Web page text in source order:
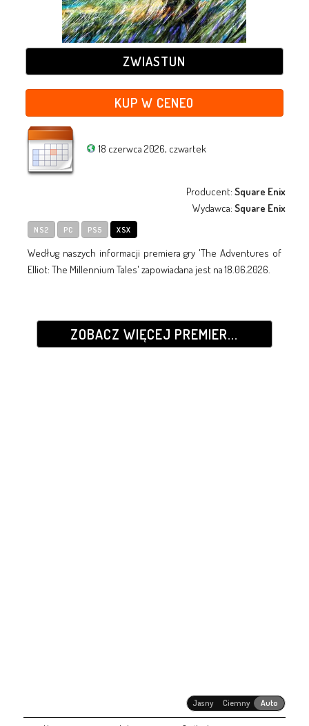
ZWIASTUN
KUP W CENEO
18 czerwca 2026, czwartek
Producent:Square Enix
Wydawca:Square Enix
NS2 PC PS5 XSX
Według naszych informacji premiera gry 'The Adventures of
Elliot: The Millennium Tales' zapowiadana jest na 18.06.2026.
ZOBACZ WIĘCEJ PREMIER...
Jasny Ciemny Auto